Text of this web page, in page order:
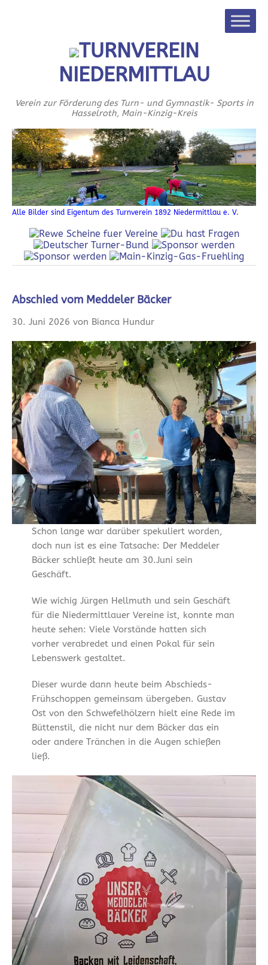
TURNVEREIN
NIEDERMITTLAU
Verein zur Förderung des Turn- und Gymnastik- Sports in
Hasselroth, Main-Kinzig-Kreis
Alle Bilder sind Eigentum des Turnverein 1892 Niedermittlau e. V.
Abschied vom Meddeler Bäcker
30. Juni 2026 von Bianca Hundur
Schon lange war darüber spekuliert worden,
doch nun ist es eine Tatsache: Der Meddeler
Bäcker schließt heute am 30.Juni sein
Geschäft.
Wie wichig Jürgen Hellmuth und sein Geschäft
für die Niedermittlauer Vereine ist, konnte man
heute sehen: Viele Vorstände hatten sich
vorher verabredet und einen Pokal für sein
Lebenswerk gestaltet.
Dieser wurde dann heute beim Abschieds-
Frühschoppen gemeinsam übergeben. Gustav
Ost von den Schwefelhölzern hielt eine Rede im
Büttenstil, die nicht nur dem Bäcker das ein
oder andere Tränchen in die Augen schießen
ließ.